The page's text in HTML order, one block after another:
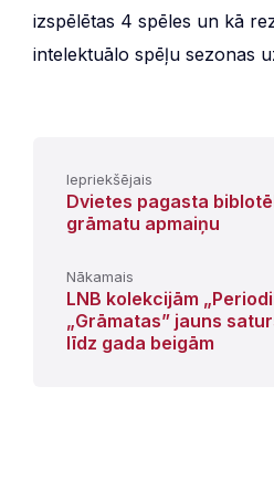
izspēlētas 4 spēles un kā
intelektuālo spēļu sezonas
Iepriekšējais
Dvietes pagasta
grāmatu apmaiņu
Nākamais
LNB kolekcijām
„Grāmatas” jauns
līdz gada beigām